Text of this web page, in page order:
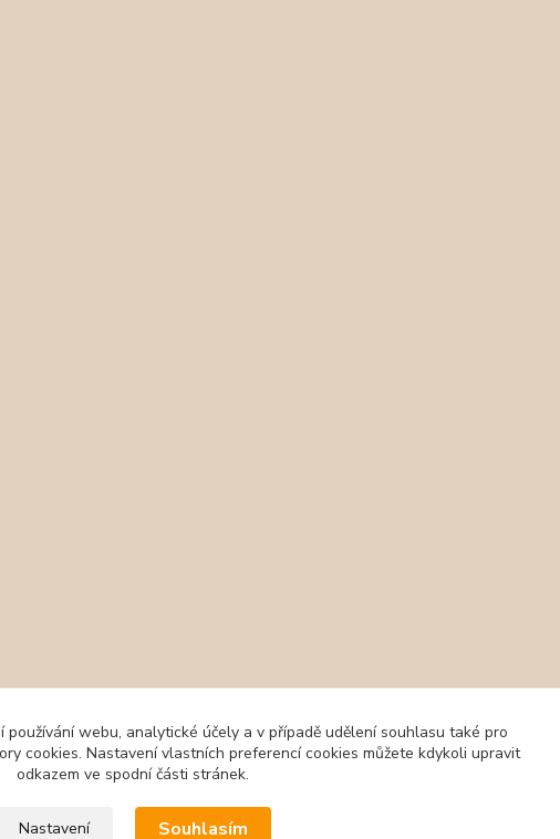
používání webu, analytické účely a v případě udělení souhlasu také pro
cookies. Nastavení vlastních preferencí cookies můžete kdykoli upravit
odkazem ve spodní části stránek.
Nastavení Souhlasím